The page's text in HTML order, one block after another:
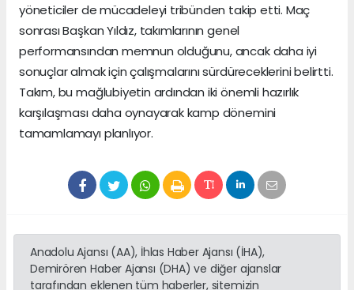
yöneticiler de mücadeleyi tribünden takip etti. Maç
sonrası Başkan Yıldız, takımlarının genel
performansından memnun olduğunu, ancak daha iyi
sonuçlar almak için çalışmalarını sürdüreceklerini belirtti.
Takım, bu mağlubiyetin ardından iki önemli hazırlık
karşılaşması daha oynayarak kamp dönemini
tamamlamayı planlıyor.
Anadolu Ajansı (AA), İhlas Haber Ajansı (İHA),
Demirören Haber Ajansı (DHA) ve diğer ajanslar
tarafından eklenen tüm haberler, sitemizin